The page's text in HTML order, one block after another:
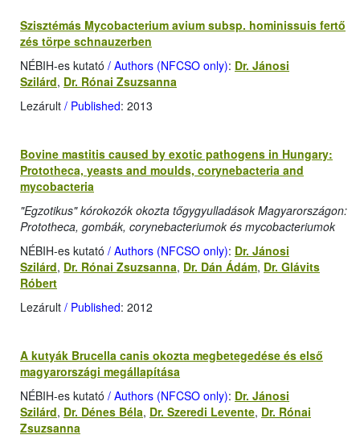
Szisztémás Mycobacterium avium subsp. hominissuis fertő
zés törpe schnauzerben
NÉBIH-es kutató / Authors (NFCSO only): Dr. Jánosi
Szilárd, Dr. Rónai Zsuzsanna
Lezárult / Published: 2013
Bovine mastitis caused by exotic pathogens in Hungary:
Prototheca, yeasts and moulds, corynebacteria and
mycobacteria
"Egzotikus" kórokozók okozta tőgygyulladások Magyarországon:
Prototheca, gombák, corynebacteriumok és mycobacteriumok
NÉBIH-es kutató / Authors (NFCSO only): Dr. Jánosi
Szilárd, Dr. Rónai Zsuzsanna, Dr. Dán Ádám, Dr. Glávits
Róbert
Lezárult / Published: 2012
A kutyák Brucella canis okozta megbetegedése és első
magyarországi megállapítása
NÉBIH-es kutató / Authors (NFCSO only): Dr. Jánosi
Szilárd, Dr. Dénes Béla, Dr. Szeredi Levente, Dr. Rónai
Zsuzsanna